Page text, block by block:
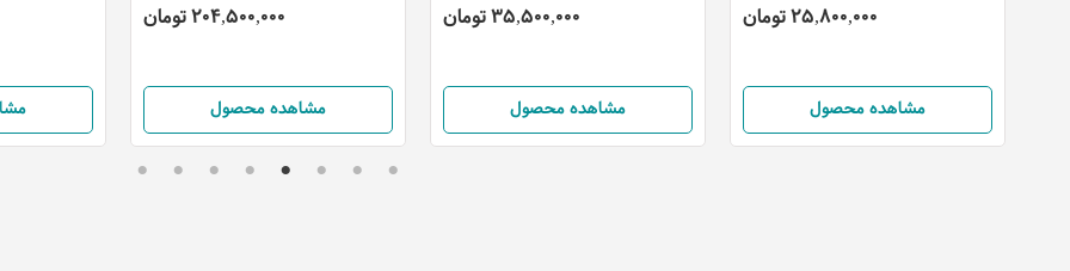
204,500,000 تومان
مشاهده محصول
35,500,000 تومان
مشاهده محصول
25,800,000 تومان
مشاهده محصول